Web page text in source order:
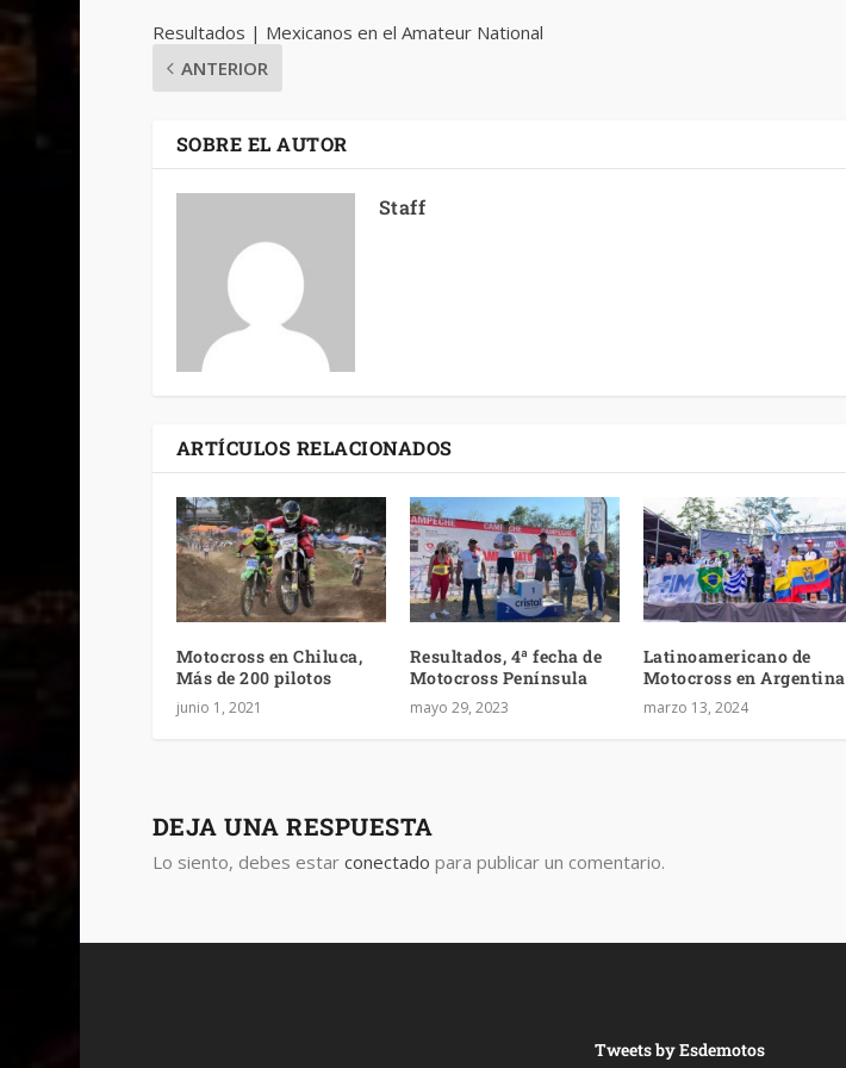
Resultados | Mexicanos en el Amateur National
ANTERIOR
SOBRE EL AUTOR
Staff
ARTÍCULOS RELACIONADOS
Motocross en Chiluca,
Más de 200 pilotos
junio 1, 2021
Resultados, 4ª fecha de
Motocross Península
mayo 29, 2023
Latinoamericano de
Motocross en Argentina
marzo 13, 2024
DEJA UNA RESPUESTA
Lo siento, debes estar conectado para publicar un comentario.
Tweets by Esdemotos